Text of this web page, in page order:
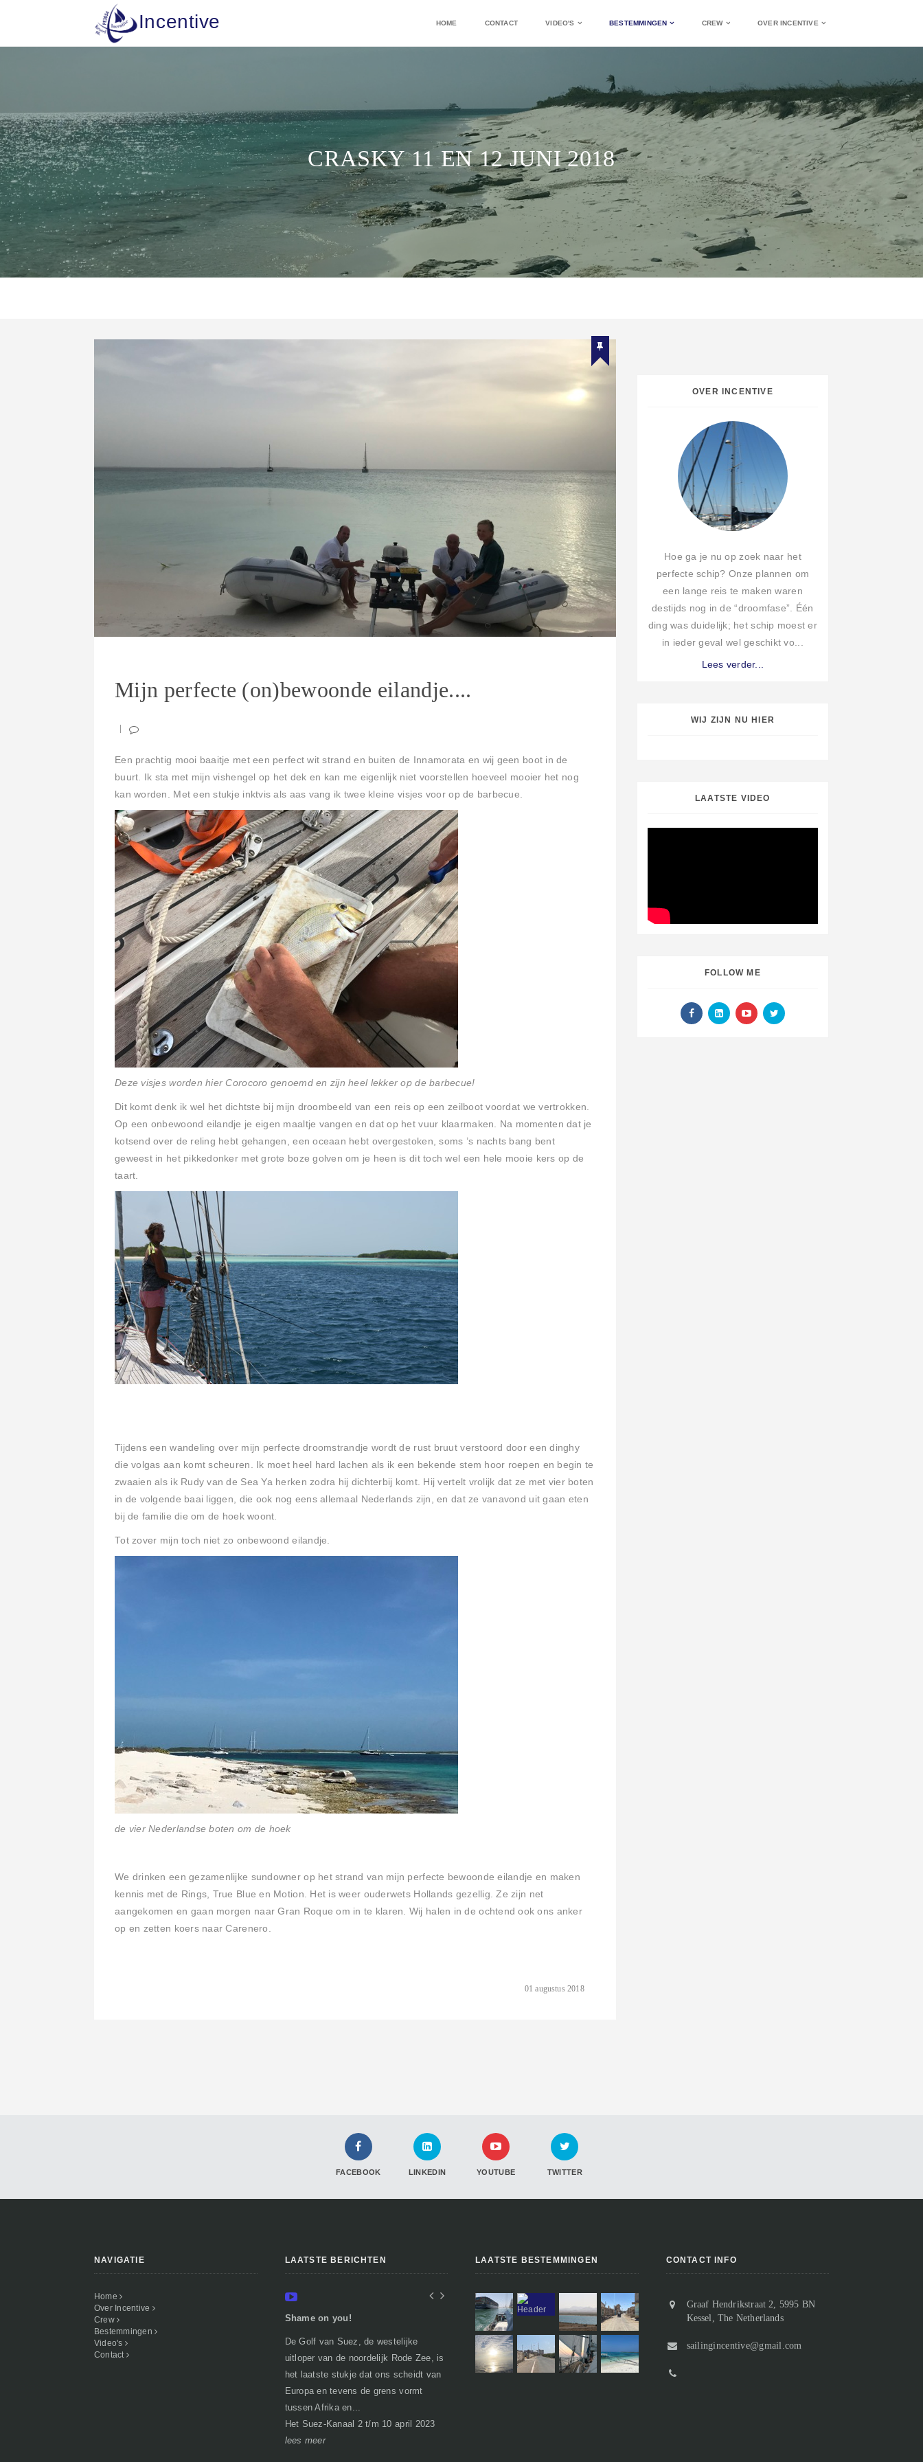
Incentive HOME CONTACT VIDEO'S BESTEMMINGEN CREW OVER INCENTIVE
CRASKY 11 EN 12 JUNI 2018
Mijn perfecte (on)bewoonde eilandje....
01 augustus 2018
Een prachtig mooi baaitje met een perfect wit strand en buiten de Innamorata en wij geen boot in de
buurt. Ik sta met mijn vishengel op het dek en kan me eigenlijk niet voorstellen hoeveel mooier het nog
kan worden. Met een stukje inktvis als aas vang ik twee kleine visjes voor op de barbecue.
Deze visjes worden hier Corocoro genoemd en zijn heel lekker op de barbecue!
Dit komt denk ik wel het dichtste bij mijn droombeeld van een reis op een zeilboot voordat we vertrokken.
Op een onbewoond eilandje je eigen maaltje vangen en dat op het vuur klaarmaken. Na momenten dat je
kotsend over de reling hebt gehangen, een oceaan hebt overgestoken, soms ’s nachts bang bent
geweest in het pikkedonker met grote boze golven om je heen is dit toch wel een hele mooie kers op de
taart.
Tijdens een wandeling over mijn perfecte droomstrandje wordt de rust bruut verstoord door een dinghy
die volgas aan komt scheuren. Ik moet heel hard lachen als ik een bekende stem hoor roepen en begin te
zwaaien als ik Rudy van de Sea Ya herken zodra hij dichterbij komt. Hij vertelt vrolijk dat ze met vier boten
in de volgende baai liggen, die ook nog eens allemaal Nederlands zijn, en dat ze vanavond uit gaan eten
bij de familie die om de hoek woont.
Tot zover mijn toch niet zo onbewoond eilandje.
de vier Nederlandse boten om de hoek
We drinken een gezamenlijke sundowner op het strand van mijn perfecte bewoonde eilandje en maken
kennis met de Rings, True Blue en Motion. Het is weer ouderwets Hollands gezellig. Ze zijn net
aangekomen en gaan morgen naar Gran Roque om in te klaren. Wij halen in de ochtend ook ons anker
op en zetten koers naar Carenero.
OVER INCENTIVE
Hoe ga je nu op zoek naar het
perfecte schip? Onze plannen om
een lange reis te maken waren
destijds nog in de “droomfase”. Één
ding was duidelijk; het schip moest er
in ieder geval wel geschikt vo...
Lees verder...
WIJ ZIJN NU HIER
LAATSTE VIDEO
FOLLOW ME
FACEBOOK LINKEDIN YOUTUBE TWITTER
NAVIGATIE
Home
Over Incentive
Crew
Bestemmingen
Video's
Contact
LAATSTE BERICHTEN
Shame on you!
De Golf van Suez, de westelijke
uitloper van de noordelijk Rode Zee, is
het laatste stukje dat ons scheidt van
Europa en tevens de grens vormt
tussen Afrika en...
Het Suez-Kanaal 2 t/m 10 april 2023
lees meer
In Egypte of toch niet..
Geen verhalen over woestijnen, farao's
en piramides zoals je misschien zou
verwachten. Egypte heeft bij het
Vertrek uit Suakin, of toch niet?
Na slechts twee nachten in Suakin
houden we het voor gezien en
besluiten we weer een stukje verder
Aangekomen in Sudan
Van de ooit florerende handelspost
LAATSTE BESTEMMINGEN CONTACT INFO
Graaf Hendrikstraat 2, 5995 BN
Kessel, The Netherlands
sailingincentive@gmail.com